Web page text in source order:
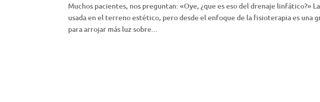
Muchos pacientes, nos preguntan: «Oye, ¿que es eso del drenaje linfático?»
usada en el terreno estético, pero desde el enfoque de la fisioterapia es una
para arrojar más luz sobre...